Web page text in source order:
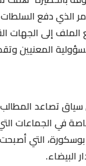
الذي دفع
الملف إلى الجهات
المعنيين
تصاعد المطالب
في الجماعات
بوسكورة، التي
البيضاء.